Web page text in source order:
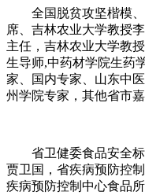
全国脱贫攻坚楷模、
席、吉林农业大学教授
主任，吉林农业大学教
生导师,中药材学院生药
家、国内专家、山东中
州学院专家，其他省市嘉
省卫健委食品安全标
贾卫国，省疾病预防控
疾病预防控制中心食品